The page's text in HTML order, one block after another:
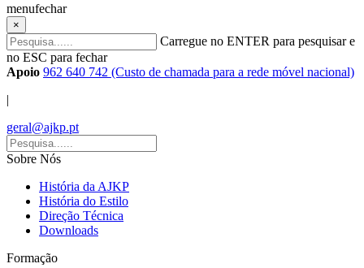
menufechar
×
Carregue no ENTER para pesquisar e
no ESC para fechar
Apoio 962 640 742 (Custo de chamada para a rede móvel nacional)
|
geral@ajkp.pt
Sobre Nós
História da AJKP
História do Estilo
Direção Técnica
Downloads
Formação